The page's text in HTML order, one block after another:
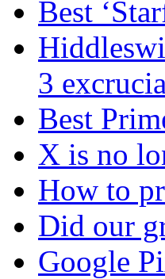
Best
3
Best
X is no
How to
Did our
Google